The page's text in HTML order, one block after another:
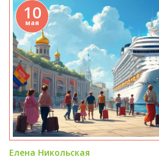
10
мая
Елена Никольская